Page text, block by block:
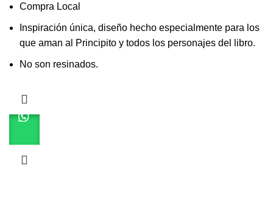
Compra Local
Inspiración única, diseño hecho especialmente para los
que aman al Principito y todos los personajes del libro.
No son resinados.